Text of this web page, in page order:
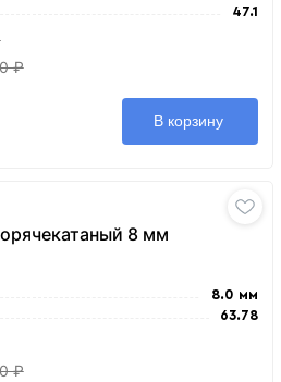
47.1
₽
В корзину
8 мм
8.0 мм
63.78
₽